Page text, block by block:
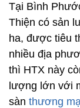
Tại Bình
Thiện có sản
ha, được tiêu
nhiều địa
thì HTX này
lượng lớn với
sàn thương